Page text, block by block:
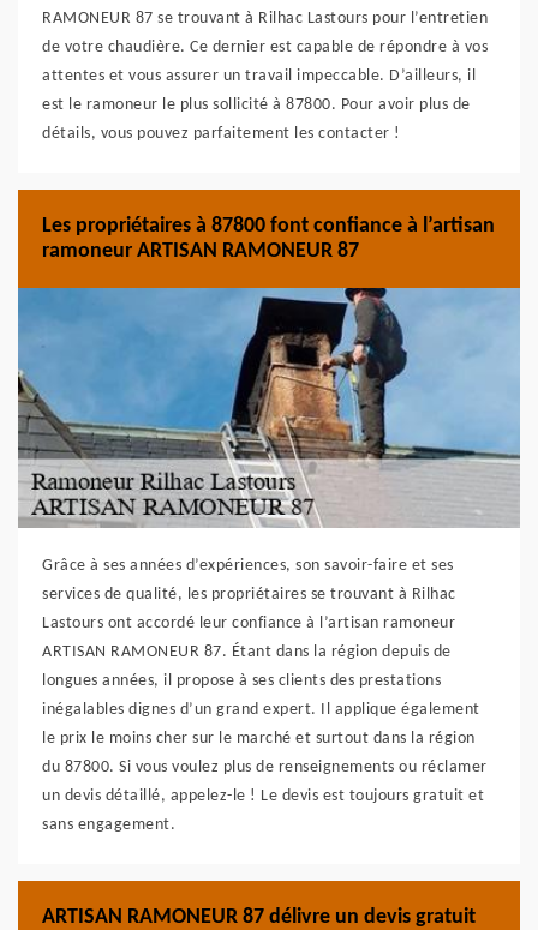
RAMONEUR 87 se trouvant à Rilhac Lastours pour l’entretien
de votre chaudière. Ce dernier est capable de répondre à vos
attentes et vous assurer un travail impeccable. D’ailleurs, il
est le ramoneur le plus sollicité à 87800. Pour avoir plus de
détails, vous pouvez parfaitement les contacter !
Les propriétaires à 87800 font confiance à l’artisan
ramoneur ARTISAN RAMONEUR 87
Grâce à ses années d’expériences, son savoir-faire et ses
services de qualité, les propriétaires se trouvant à Rilhac
Lastours ont accordé leur confiance à l’artisan ramoneur
ARTISAN RAMONEUR 87. Étant dans la région depuis de
longues années, il propose à ses clients des prestations
inégalables dignes d’un grand expert. Il applique également
le prix le moins cher sur le marché et surtout dans la région
du 87800. Si vous voulez plus de renseignements ou réclamer
un devis détaillé, appelez-le ! Le devis est toujours gratuit et
sans engagement.
ARTISAN RAMONEUR 87 délivre un devis gratuit